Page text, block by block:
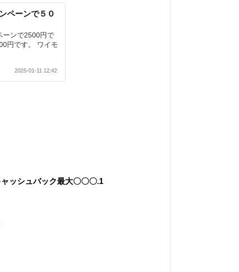
ペーンで５０
ーンで2500円で
円です。 ワイモ
2025-01-11 12:42
ッシュバック最大〇〇〇.1